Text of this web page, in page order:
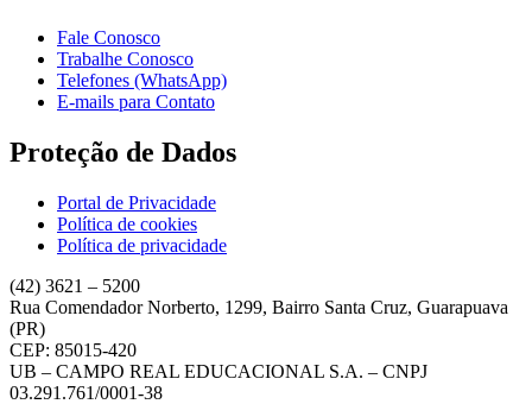
Fale Conosco
Trabalhe Conosco
Telefones (WhatsApp)
E-mails para Contato
Proteção de Dados
Portal de Privacidade
Política de cookies
Política de privacidade
(42) 3621 – 5200
Rua Comendador Norberto, 1299, Bairro Santa Cruz, Guarapuava
(PR)
CEP: 85015-420
UB – CAMPO REAL EDUCACIONAL S.A. – CNPJ
03.291.761/0001-38